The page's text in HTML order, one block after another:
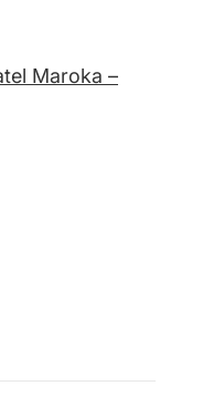
Maroka –